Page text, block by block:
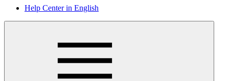
Help Center in English